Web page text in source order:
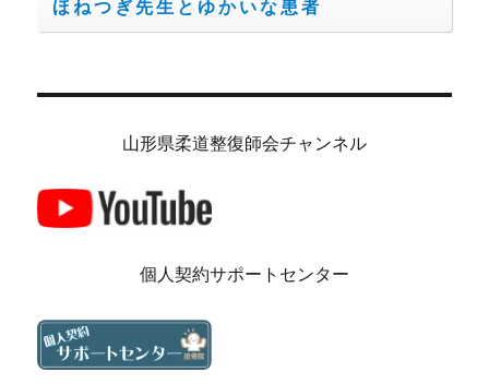
ほねつぎ先生とゆかいな患者
山形県柔道整復師会チャンネル
個人契約サポートセンター